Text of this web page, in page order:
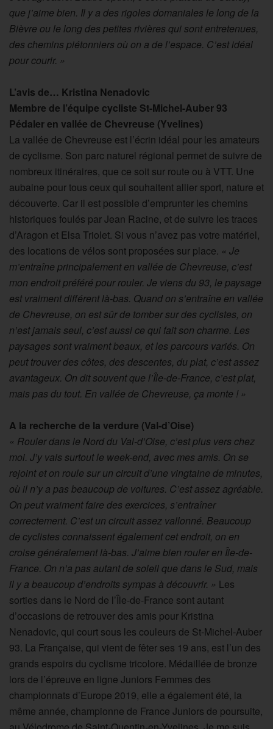
que j’aime bien. Il y a des rigoles domaniales le long de la
Bièvre ou le long des petites rivières qui sont entretenues,
des chemins piétonniers où on a de l’espace. C’est idéal
pour courir. »
L’avis de… Kristina Nenadovic
Membre de l’équipe cycliste St-Michel-Auber 93
Pédaler en vallée de Chevreuse (Yvelines)
La vallée de Chevreuse est l’écrin idéal pour les amateurs
de cyclisme. Son parc naturel régional permet de suivre de
nombreux itinéraires, que ce soit sur route ou à VTT. Une
aubaine pour tous ceux qui souhaitent allier sport, nature et
découverte. Car il est possible d’emprunter les chemins
historiques foulés par Jean Racine, et de suivre les traces
d’Aragon et Elsa Triolet. Si vous n’avez pas votre matériel,
des locations de vélos sont proposées sur place. « Je
m’entraîne principalement en vallée de Chevreuse, c’est
mon endroit préféré pour rouler. Je viens du 93, le paysage
est vraiment différent là-bas. Quand on s’entraîne en vallée
de Chevreuse, on est sûr de tomber sur des cyclistes, on
n’est jamais seul, c’est aussi ce qui fait son charme. Les
paysages sont vraiment beaux, et les parcours variés. On
peut trouver des côtes, des descentes, du plat, c’est assez
avantageux. On dit souvent que l’Île-de-France, c’est plat,
mais pas du tout. En vallée de Chevreuse, ça monte ! »
A la recherche de la verdure (Val-d’Oise)
« Rouler dans le Nord du Val-d’Oise, c’est plus vers chez
moi. J’y vais surtout le week-end, avec mes amis. On se
rejoint et on roule sur un circuit d’une vingtaine de minutes,
où il n’y a pas beaucoup de voitures. C’est assez agréable.
On peut vraiment faire des exercices, s’entraîner
correctement. C’est un circuit assez vallonné. Beaucoup
de cyclistes connaissent également cet endroit, on en
croise généralement là-bas. J’aime bien rouler en Île-de-
France. On n’a pas autant de soleil que dans le Sud, mais
il y a beaucoup d’endroits sympas à découvrir. » Les
sorties dans le Nord de l’Île-de-France sont autant
d’occasions de retrouver des amis pour Kristina
Nenadovic, qui court sous les couleurs de St-Michel-Auber
93. La Française, qui vient de fêter ses 19 ans, est l’un des
grands espoirs du cyclisme tricolore. Médaillée de bronze
lors de l’épreuve en ligne Juniors Femmes des
championnats d’Europe 2019, elle a également été, la
même année, championne de France Juniors de poursuite,